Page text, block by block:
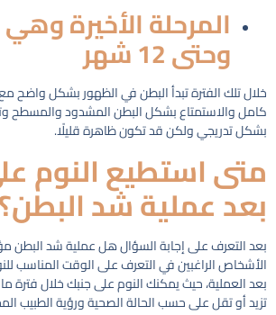
وحتى 12 شهر
خلال تلك الفترة تبدأ البطن في الظهور بشكل واضح
كامل والاستمتاع بشكل البطن المشدود والمسطح
بشكل تدريجي ولكن قد تكون ظاهرة قليلًا.
متى استطيع النوم
بعد عملية شد
بعد التعرف على إجابة السؤال هل عملية شد البطن
الأشخاص الراغبين في التعرف على الوقت المناسب
تزيد أو تقل على حسب الحالة الصحية ورؤية الطبيب